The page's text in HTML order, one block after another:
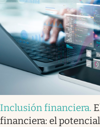
Inclusión financiera.
financiera: el